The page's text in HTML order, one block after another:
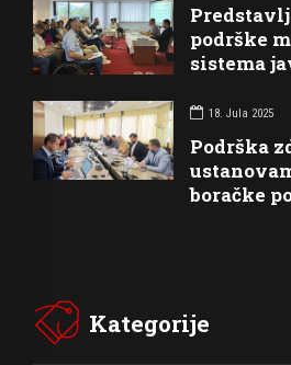
podrške
sistema
18. Jula 2025
Podrška
boračke
Kategorije